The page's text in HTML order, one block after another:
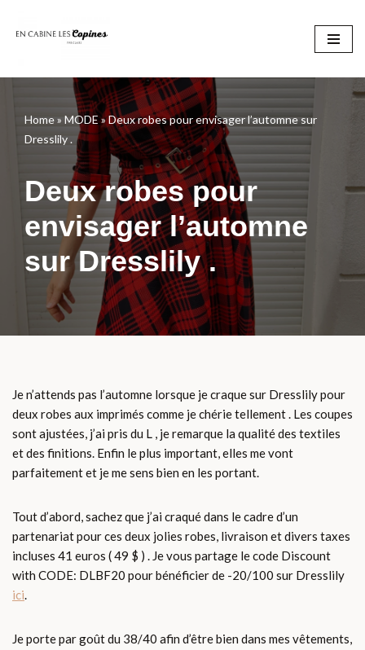
Home» MODE»Deux robes pour envisager l’automne sur
Dresslily .
Deux robes pour
envisager l’automne
sur Dresslily .
Je n’attends pas l’automne lorsque je craque sur Dresslily pour
deux robes aux imprimés comme je chérie tellement . Les coupes
sont ajustées, j’ai pris du L , je remarque la qualité des textiles
et des finitions. Enfin le plus important, elles me vont
parfaitement et je me sens bien en les portant.
Tout d’abord, sachez que j’ai craqué dans le cadre d’un
partenariat pour ces deux jolies robes, livraison et divers taxes
incluses 41 euros ( 49 $ ) . Je vous partage le code Discount
with CODE: DLBF20 pour bénéficier de -20/100 sur Dresslily
ici.
Je porte par goût du 38/40 afin d’être bien dans mes vêtements,